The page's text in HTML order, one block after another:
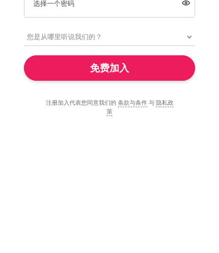
选择一个密码
免费加入
注册加入代表您同意我们的 条款与条件 与 隐私政
策